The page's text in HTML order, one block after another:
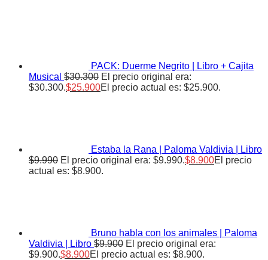
PACK: Duerme Negrito | Libro + Cajita
Musical $30.300 El precio original era:
$30.300.$25.900El precio actual es: $25.900.
Estaba la Rana | Paloma Valdivia | Libro
$9.990 El precio original era: $9.990.$8.900El precio
actual es: $8.900.
Bruno habla con los animales | Paloma
Valdivia | Libro $9.900 El precio original era:
$9.900.$8.900El precio actual es: $8.900.